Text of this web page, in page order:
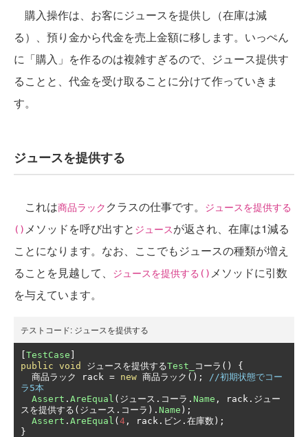
購入操作は、お客にジュースを提供し（在庫は減
る）、預り金から代金を売上金額に移します。いっぺん
に「購入」を作るのは複雑すぎるので、ジュース提供す
ることと、代金を受け取ることに分けて作っていきま
す。
ジュースを提供する
これは商品ラック クラスの仕事です。
ジュースを提供する
() メソッドを呼び出すと ジュースが返され、在庫は1減る
ことになります。なお、ここでもジュースの種類が増え
ることを見越して、
ジュースを提供する() メソッドに引数
を与えています。
テストコード: ジュースを提供する
TestCase
public void ジュースを提供するTest_ コーラ()
{
商品ラック
rack = new 商品ラック();
//初期状態でコー
ラ5本
Assert . AreEqual (ジュース.コーラ. Name , rack .ジュー
スを提供する(ジュース.コーラ). Name );
Assert . AreEqual ( 4 , rack .ビン.在庫数);
}